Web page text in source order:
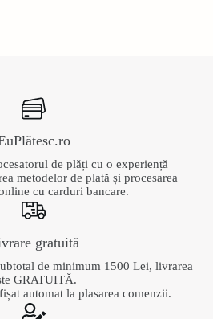
de plăți cu o experiență
metodelor de plată și procesarea
cu carduri bancare.
gratuită
de minimum 1500 Lei, livrarea
GRATUITĂ.
automat la plasarea comenzii.